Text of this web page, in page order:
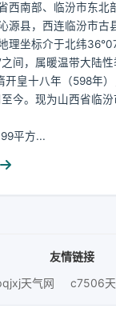
西南部、临汾市东北
源县，西连临汾市古
理坐标介于北纬
之间，属暖温带大陆性
开皇十八年（598年）
今。现为山西省临
平方...
友情链接
天气网 c7506